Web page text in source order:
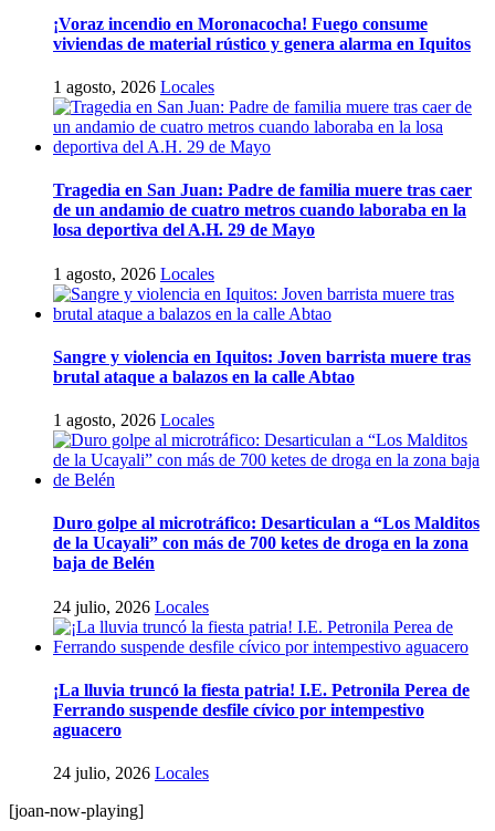
¡Voraz incendio en Moronacocha! Fuego consume
viviendas de material rústico y genera alarma en Iquitos
1 agosto, 2026 Locales
Tragedia en San Juan: Padre de familia muere tras caer
de un andamio de cuatro metros cuando laboraba en la
losa deportiva del A.H. 29 de Mayo
1 agosto, 2026 Locales
Sangre y violencia en Iquitos: Joven barrista muere tras
brutal ataque a balazos en la calle Abtao
1 agosto, 2026 Locales
Duro golpe al microtráfico: Desarticulan a “Los Malditos
de la Ucayali” con más de 700 ketes de droga en la zona
baja de Belén
24 julio, 2026 Locales
¡La lluvia truncó la fiesta patria! I.E. Petronila Perea de
Ferrando suspende desfile cívico por intempestivo
aguacero
24 julio, 2026 Locales
[joan-now-playing]